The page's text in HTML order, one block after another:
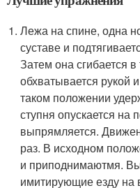
Лежа на спине, одна
суставе и
Затем она сгибается
обхватывается рукой
таком положении
ступня опускается на
выпрямляется.
раз. В исходном
и приподнимаютмя.
имитирующие езду на